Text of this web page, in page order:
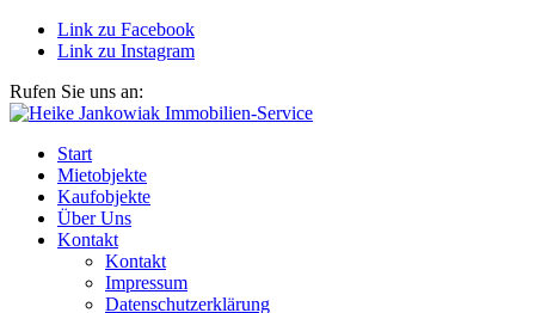
Link zu Facebook
Link zu Instagram
Rufen Sie uns an:
Start
Mietobjekte
Kaufobjekte
Über Uns
Kontakt
Kontakt
Impressum
Datenschutzerklärung